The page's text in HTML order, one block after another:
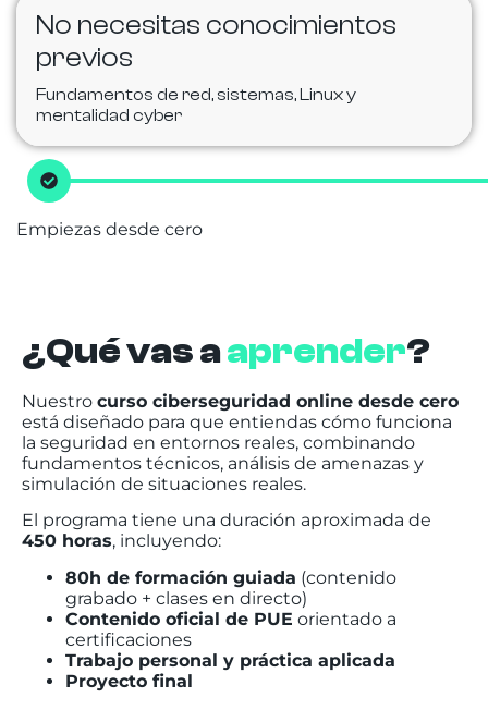
No necesitas conocimientos
previos
Fundamentos de red, sistemas, Linux y
mentalidad cyber
Empiezas desde cero
¿Qué vas aaprender?
Nuestro curso ciberseguridad online desde cero
está diseñado para que entiendas cómo funciona
la seguridad en entornos reales, combinando
fundamentos técnicos, análisis de amenazas y
simulación de situaciones reales.
El programa tiene una duración aproximada de
450 horas, incluyendo:
80h de formación guiada (contenido
grabado + clases en directo)
Contenido oficial de PUE orientado a
certificaciones
Trabajo personal y práctica aplicada
Proyecto final